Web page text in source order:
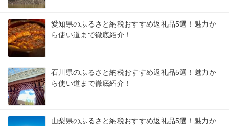
愛知県のふるさと納税おすすめ返礼品5選！魅力か
ら使い道まで徹底紹介！
石川県のふるさと納税おすすめ返礼品5選！魅力か
ら使い道まで徹底紹介！
山梨県のふるさと納税おすすめ返礼品5選！魅力か